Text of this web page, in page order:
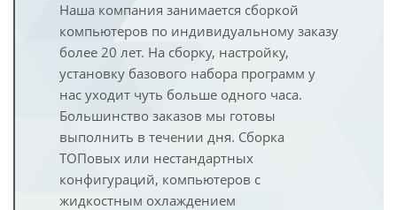
Наша компания занимается сборкой
компьютеров по индивидуальному заказу
более 20 лет. На сборку, настройку,
установку базового набора программ у
нас уходит чуть больше одного часа.
Большинство заказов мы готовы
выполнить в течении дня. Сборка
ТОПовых или нестандартных
конфигураций, компьютеров с
жидкостным охлаждением